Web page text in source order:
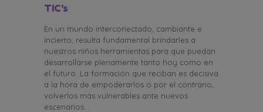
TIC's
En un mundo interconectado, cambiante e
incierto, resulta fundamental brindarles a
nuestros niños herramientas para que puedan
desarrollarse plenamente tanto hoy como en
el futuro. La formación que reciban es decisiva
a la hora de empoderarlos o por el contrario,
volverlos más vulnerables ante nuevos
escenarios. .